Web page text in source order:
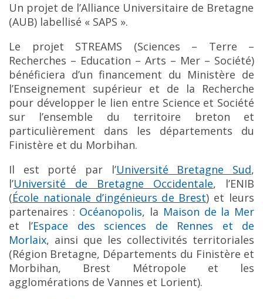
Un projet de l’Alliance Universitaire de Bretagne
(AUB) labellisé « SAPS ».
Le projet STREAMS (Sciences – Terre –
Recherches – Education – Arts – Mer – Société)
bénéficiera d’un financement du Ministère de
l’Enseignement supérieur et de la Recherche
pour développer le lien entre Science et Société
sur l’ensemble du territoire breton et
particulièrement dans les départements du
Finistère et du Morbihan.
Il est porté par l’Université Bretagne Sud,
l’Université de Bretagne Occidentale, l’ENIB
(École nationale d’ingénieurs de Brest) et leurs
partenaires : Océanopolis, la Maison de la Mer
et l’Espace des sciences de Rennes et de
Morlaix, ainsi que les collectivités territoriales
(Région Bretagne, Départements du Finistère et
Morbihan, Brest Métropole et les
agglomérations de Vannes et Lorient).